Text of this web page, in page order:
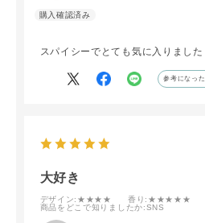
スパイシーでとても気に入りました
参考になった
大好き
デザイン:★★★★ 香り :★★★★★
商品をどこで知りましたか:SNS